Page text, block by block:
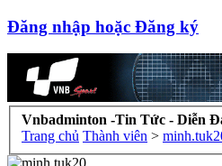
Đăng nhập hoặc Đăng ký
Vnbadminton -Tin Tức - Diễn
Trang chủ Thành viên >